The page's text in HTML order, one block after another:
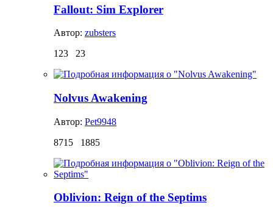
Fallout: Sim Explorer
Автор: zubsters
123
23
Nolvus Awakening
Автор: Pet9948
8715
1885
Oblivion: Reign of the Septims